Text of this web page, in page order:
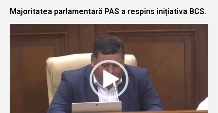
Majoritatea parlamentară PAS a respins inițiativa BCS.
video